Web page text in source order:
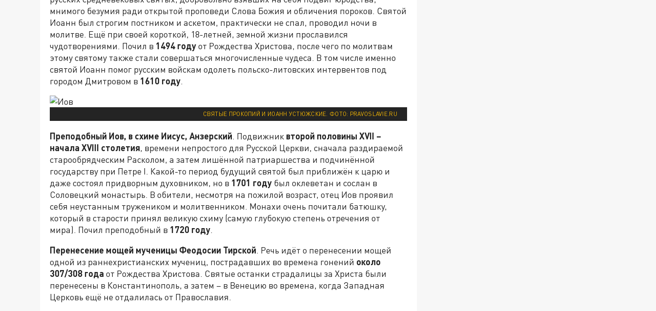
мнимого безумия ради открытой проповеди Слова Божия и обличения пороков. Святой
Иоанн был строгим постником и аскетом, практически не спал, проводил ночи в
молитве. Ещё при своей короткой, 18-летней, земной жизни прославился
чудотворениями. Почил в 1494 годуот Рождества Христова, после чего по молитвам
этому святому также стали совершаться многочисленные чудеса. В том числе именно
святой Иоанн помог русским войскам одолеть польско-литовских интервентов под
городом Дмитровом в 1610 году.
СВЯТЫЕ ПРОКОПИЙ И ИОАНН УСТЮЖСКИЕ. ФОТО: PRAVOSLAVIE.RU
Преподобный Иов, в схиме Иисус, Анзерский. Подвижник второй половины XVII –
начала XVIII столетия, времени непростого для Русской Церкви, сначала раздираемой
старообрядческим Расколом, а затем лишённой патриаршества и подчинённой
государству при Петре I. Какой-то период будущий святой был приближён к царю и
даже состоял придворным духовником, но в 1701 году был оклеветан и сослан в
Соловецкий монастырь. В обители, несмотря на пожилой возраст, отец Иов проявил
себя неустанным тружеником и молитвенником. Монахи очень почитали батюшку,
который в старости принял великую схиму (самую глубокую степень отречения от
мира). Почил преподобный в 1720 году.
Перенесение мощей мученицы Феодосии Тирской. Речь идёт о перенесении мощей
одной из раннехристианских мучениц, пострадавших во времена гонений около
307/308 года от Рождества Христова. Святые останки страдалицы за Христа были
перенесены в Константинополь, а затем – в Венецию во времена, когда Западная
Церковь ещё не отдалилась от Православия.